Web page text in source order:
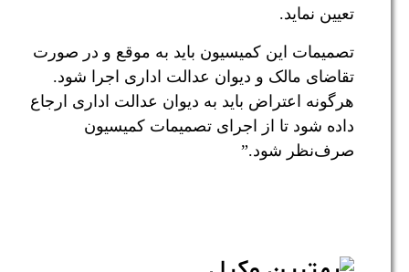
تعیین نماید.
تصمیمات این کمیسیون باید به موقع و در صورت
تقاضای مالک و دیوان عدالت اداری اجرا شود.
هرگونه اعتراض باید به دیوان عدالت اداری ارجاع
داده شود تا از اجرای تصمیمات کمیسیون
صرف‌نظر شود.”